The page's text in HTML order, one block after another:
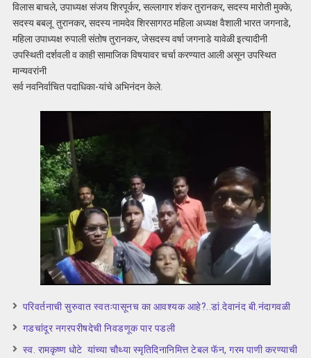
विलास बाचले, उपाध्यक्ष संजय शिरपूर्कर, सल्लागार शंकर तुरानकर, सदस्य मारोती मुक्के,
सदस्य बबलू तुरानकर, सदस्य नामदेव शिरसागरठ महिला अध्यक्ष वैशाली भारत जगनाडे,
महिला उपाध्यक्ष रुपाली संतोष तुरानकर, जेसदस्य वर्षा जगनाडे यावेळी इत्यादीनी
उपस्थिती दर्शवली व काही सामाजिक विषयावर चर्चा करण्यात आली असून उपस्थित
मान्यवरांनी
सर्व नवनिर्वाचित पदाधिका-यांचे अभिनंदन केले.
परिवर्तनाची सुरुवात स्वतःपासूनच का आवश्यक आहे?..डां.देवानंद बी.नंदागवळी
गडचांदूर नगरपरीषदेची निवडणूक पार पडली
स्व. रामकृष्ण धोटे यांच्या चौथ्या स्मृतिदिनानिमित्त टेबल फॅन, गरम पाणी करण्याची